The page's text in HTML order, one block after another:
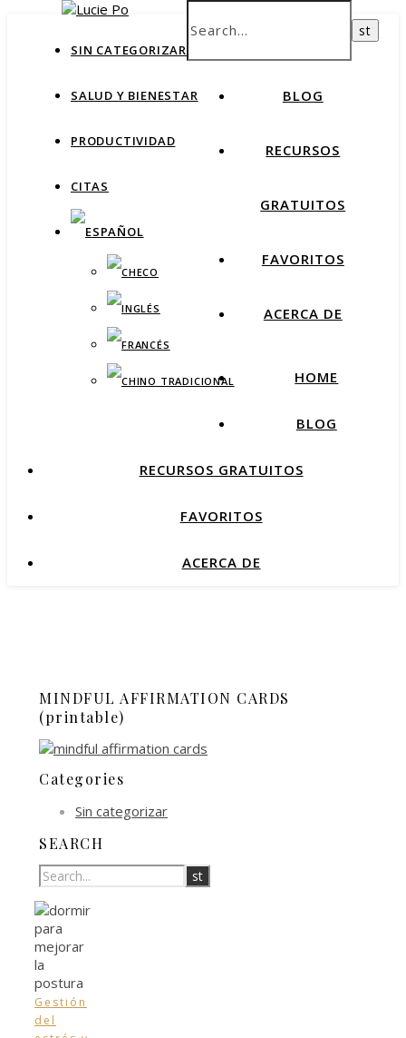
SIN CATEGORIZAR
SALUD Y BIENESTAR
PRODUCTIVIDAD
CITAS
BLOG
RECURSOS
GRATUITOS
FAVORITOS
ACERCA DE
HOME
BLOG
RECURSOS GRATUITOS
FAVORITOS
ACERCA DE
MINDFUL AFFIRMATION CARDS
(printable)
Categories
Sin categorizar
SEARCH
Gestión
del
How productive are you, really?